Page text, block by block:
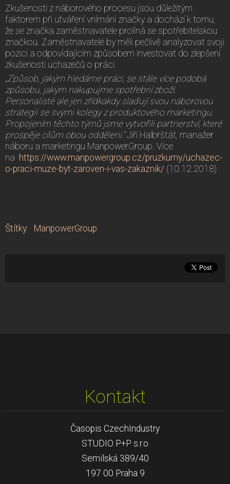
Zkušenosti z náborového procesu jsou důležitým
faktorem při utváření vnímání značky a dochází k tomu,
že se značka zaměstnavatele prolíná se spotřebitelskou
značkou. Zaměstnavatelé by měli pečlivě analyzovat svoji
pozici a odpovídajícím způsobem investovat do zlepšení
zkušenosti uchazečů o práci.
„Způsob, jakým hledáme práci, se stále více podobá
způsobu, jakým nakupujme spotřební zboží.
Personalisté ale jen zřídkakdy slaďují svou náborovou
strategii se svými kolegy z produktového marketingu.
Propojením těchto týmů jsme vytvořili partnerství, které
prospěje cílům obou oddělení.“Jiří Halbrštát, manažer
náboru a marketingu ManpowerGroup. Více
na https://www.manpowergroup.cz/pruzkumy/uchazec-
o-praci-muze-byt-zaroven-i-vas-zakaznik/ (10.12.2018)
Štítky: ManpowerGroup
Kontakt
Časopis CzechIndustry
STUDIO P+P s.r.o
Semilská 389/40
197 00 Praha 9